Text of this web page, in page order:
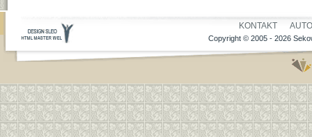
KONTAKT
Copyright © 2005 - 2026